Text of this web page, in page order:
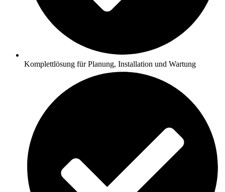
Komplettlösung für Planung, Installation und Wartung